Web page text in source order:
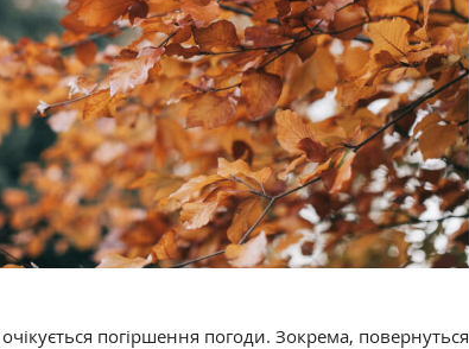
погіршення погоди. Зокрема, повернуться